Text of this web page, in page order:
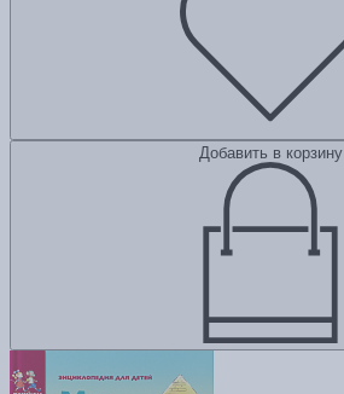
Добавить в корзину